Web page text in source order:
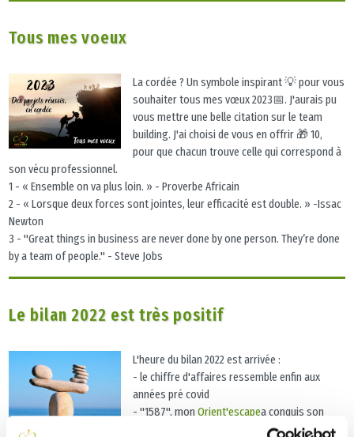
Tous mes voeux
La cordée ? Un symbole inspirant 💡 pour vous
souhaiter tous mes vœux 2023📅. J'aurais pu
vous mettre une belle citation sur le team
building. J'ai choisi de vous en offrir 🎁 10,
pour que chacun trouve celle qui correspond à
son vécu professionnel.
1 - « Ensemble on va plus loin. » - Proverbe Africain
2 - « Lorsque deux forces sont jointes, leur efficacité est double. » -Issac
Newton
3 - "Great things in business are never done by one person. They’re done
by a team of people." - Steve Jobs
Le bilan 2022 est très positif
L'heure du bilan 2022 est arrivée :
- le chiffre d'affaires ressemble enfin aux
années pré covid
- "1587", monOrient'escapea conquis son